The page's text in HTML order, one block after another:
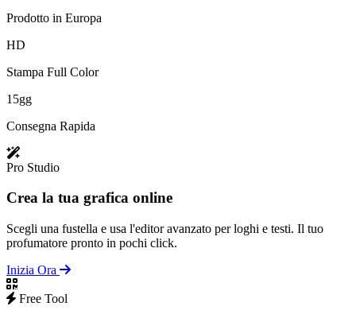
Prodotto in Europa
HD
Stampa Full Color
15gg
Consegna Rapida
Pro Studio
Crea la tua grafica online
Scegli una fustella e usa l'editor avanzato per loghi e testi. Il tuo
profumatore pronto in pochi click.
Inizia Ora
Free Tool